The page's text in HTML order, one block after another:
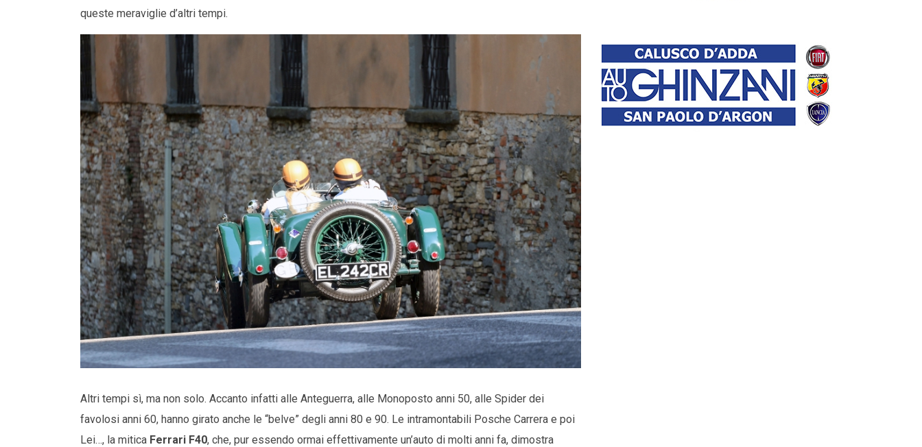
queste meraviglie d’altri tempi.
Altri tempi sì, ma non solo. Accanto infatti alle Anteguerra, alle Monoposto anni 50, alle Spider dei
favolosi anni 60, hanno girato anche le “belve” degli anni 80 e 90. Le intramontabili Posche Carrera e poi
Lei…, la mitica Ferrari F40, che, pur essendo ormai effettivamente un’auto di molti anni fa, dimostra